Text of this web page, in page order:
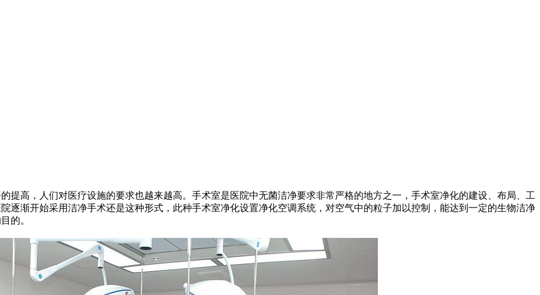
高，人们对医疗设施的要求也越来越高。手术室是医院中无菌洁净要求非常严格的地方之一，手术室净化的建设、布局、工
逐渐开始采用洁净手术还是这种形式，此种手术室净化设置净化空调系统，对空气中的粒子加以控制，能达到一定的生物洁净
的。